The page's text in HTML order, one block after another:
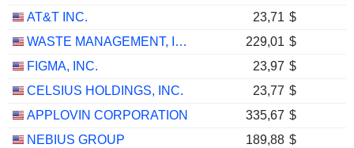
AT&T INC.
23,71 $
WASTE MANAGEMENT, INC.
229,01 $
FIGMA, INC.
23,97 $
CELSIUS HOLDINGS, INC.
23,77 $
APPLOVIN CORPORATION
335,67 $
NEBIUS GROUP
189,88 $